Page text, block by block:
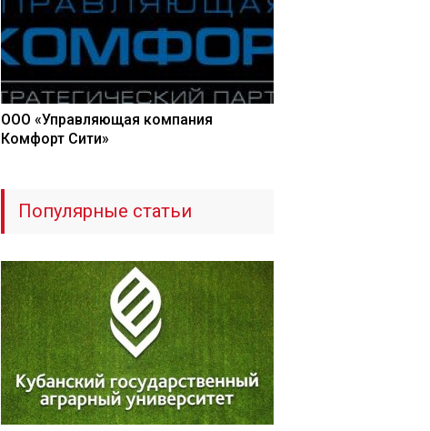
ООО «Управляющая компания
Комфорт Сити»
Популярные статьи